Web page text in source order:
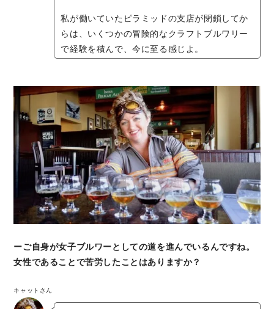
私が働いていたピラミッドの支店が閉鎖してか
らは、いくつかの冒険的なクラフトブルワリー
で経験を積んで、今に至る感じよ。
ーご自身が女子ブルワーとしての道を進んでいるんですね。
女性であることで苦労したことはありますか？
キャットさん